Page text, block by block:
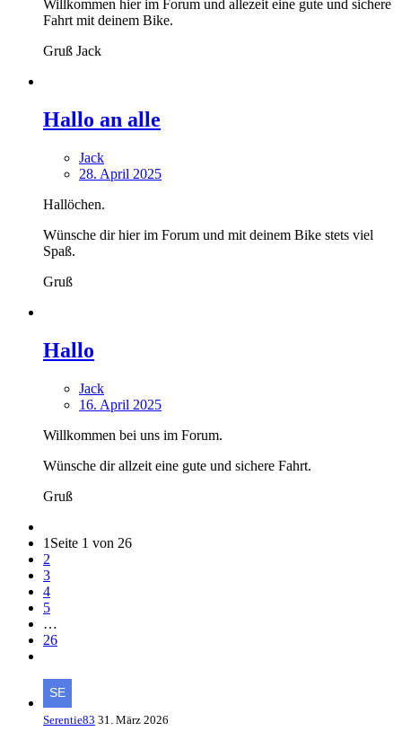
Willkommen hier im Forum und allezeit eine gute und sichere
Fahrt mit deinem Bike.
Gruß Jack
Hallo an alle
Jack
28. April 2025
Hallöchen.
Wünsche dir hier im Forum und mit deinem Bike stets viel
Spaß.
Gruß
Hallo
Jack
16. April 2025
Willkommen bei uns im Forum.
Wünsche dir allzeit eine gute und sichere Fahrt.
Gruß
1 Seite 1 von 26
2
3
4
5
…
26
Serentie83 31. März 2026